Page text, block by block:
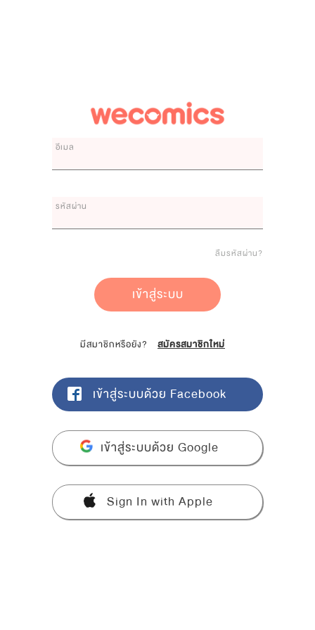
อีเมล
รหัสผ่าน
ลืมรหัสผ่าน?
เข้าสู่ระบบ
มีสมาชิกหรือยัง? สมัครสมาชิกใหม่
เข้าสู่ระบบด้วย Facebook
เข้าสู่ระบบด้วย Google
Sign In with Apple